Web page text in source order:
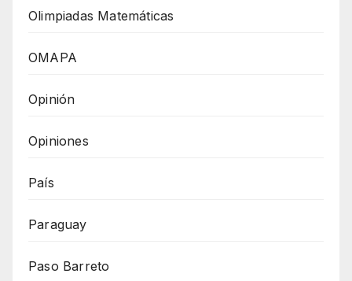
Olimpiadas Matemáticas
OMAPA
Opinión
Opiniones
País
Paraguay
Paso Barreto